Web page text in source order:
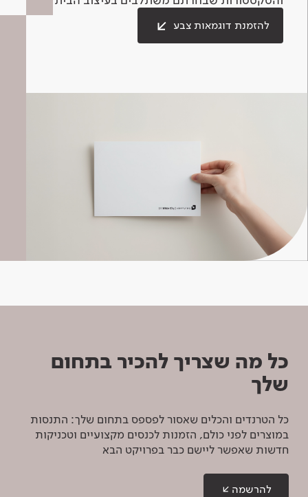
להזמנת דוגמאות צבע
כל מה שצריך להכיר בתחום
שלך
כל הטרנדים והכלים שאסור לפספס בתחום שלך: התנסות
במוצרים לפני כולם, הזמנות לכנסים מקצועיים וטכניקות
חדשות שאפשר ליישם כבר בפרויקט הבא
להרשמה